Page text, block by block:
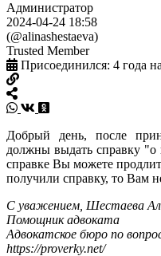
Администратор
2024-04-24 18:58
(@alinashestaeva)
Trusted Member
Присоединился: 4 года
Добрый день, после
должны выдать справку "о
справке Вы можете
получили справку, то Вам
С уважением, Шестаева
Помощник адвоката
Адвокатское бюро по
https://proverky.net/